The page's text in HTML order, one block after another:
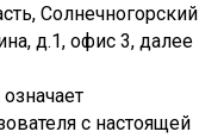
Солнечногорский
д.1, офис 3, далее
с настоящей